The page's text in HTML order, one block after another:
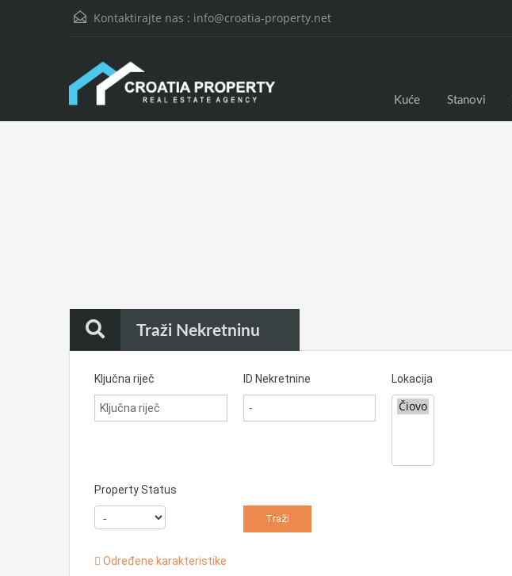
Kontaktirajte nas : info@croatia-property.net
Kuće Stanovi
Traži Nekretninu
Ključna riječ ID Nekretnine Lokacija
Property Status
Određene karakteristike